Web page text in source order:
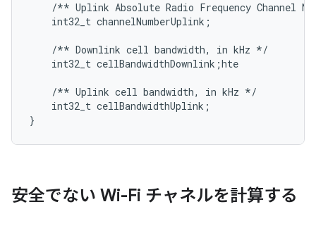
    /*
* Uplink Absolute Radio Frequency Channel
    int32_t channelNumberUplink;
    /*
* Downlink cell bandwidth, in kHz */
    int32_t cellBandwidthDownlink;hte
    /*
* Uplink cell bandwidth, in kHz */
    int32_t cellBandwidthUplink;
安全でない Wi-Fi チャネルを計算する